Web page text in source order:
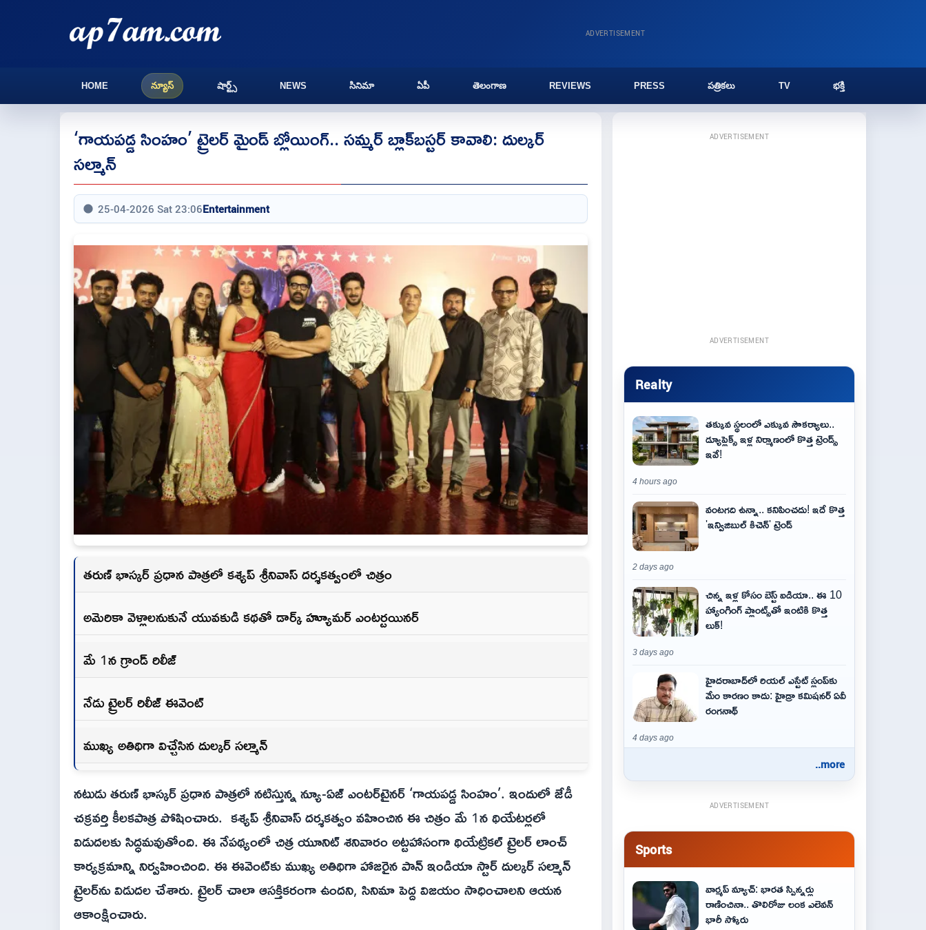
ADVERTISEMENT
HOME న్యూస్ షార్ట్స్ NEWS సినిమా ఏపీ తెలంగాణ REVIEWS PRESS పత్రికలు TV భక్తి
‘గాయపడ్డ సింహం’ ట్రైలర్ మైండ్ బ్లోయింగ్.. సమ్మర్ బ్లాక్‌బస్టర్ కావాలి: దుల్కర్
సల్మాన్
25-04-2026 Sat 23:06Entertainment
తరుణ్ భాస్కర్ ప్రధాన పాత్రలో కశ్యప్ శ్రీనివాస్ దర్శకత్వంలో చిత్రం
అమెరికా వెళ్లాలనుకునే యువకుడి కథతో డార్క్ హ్యూమర్ ఎంటర్టయినర్
మే 1న గ్రాండ్ రిలీజ్
నేడు ట్రైలర్ రిలీజ్ ఈవెంట్
ముఖ్య అతిథిగా విచ్చేసిన దుల్కర్ సల్మాన్
నటుడు తరుణ్ భాస్కర్ ప్రధాన పాత్రలో నటిస్తున్న న్యూ-ఏజ్ ఎంటర్‌టైనర్ ‘గాయపడ్డ సింహం’. ఇందులో జేడీ
చక్రవర్తి కీలకపాత్ర పోషించారు. కశ్యప్ శ్రీనివాస్ దర్శకత్వం వహించిన ఈ చిత్రం మే 1న థియేటర్లలో
విడుదలకు సిద్ధమవుతోంది. ఈ నేపథ్యంలో చిత్ర యూనిట్ శనివారం అట్టహాసంగా థియేట్రికల్ ట్రైలర్ లాంచ్
కార్యక్రమాన్ని నిర్వహించింది. ఈ ఈవెంట్‌కు ముఖ్య అతిథిగా హాజరైన పాన్ ఇండియా స్టార్ దుల్కర్ సల్మాన్
ట్రైలర్‌ను విడుదల చేశారు. ట్రైలర్ చాలా ఆసక్తికరంగా ఉందని, సినిమా పెద్ద విజయం సాధించాలని ఆయన
ఆకాంక్షించారు.
ADVERTISEMENT
ADVERTISEMENT
Realty
తక్కువ స్థలంలో ఎక్కువ సౌకర్యాలు..
డ్యూప్లెక్స్ ఇళ్ల నిర్మాణంలో కొత్త ట్రెండ్స్
ఇవే!
4 hours ago
వంటగది ఉన్నా.. కనిపించదు! ఇదే కొత్త
'ఇన్విజిబుల్ కిచెన్' ట్రెండ్
2 days ago
చిన్న ఇళ్ల కోసం బెస్ట్ ఐడియా.. ఈ 10
హ్యాంగింగ్ ప్లాంట్స్‌తో ఇంటికి కొత్త
లుక్!
3 days ago
హైదరాబాద్‌లో రియల్ ఎస్టేట్ స్లంప్‌కు
మేం కారణం కాదు: హైడ్రా కమిషనర్ ఏవీ
రంగనాథ్
4 days ago
..more
ADVERTISEMENT
Sports
వార్మప్ మ్యాచ్: భారత స్పిన్నర్లు
రాణించినా.. తొలిరోజు లంక ఎలెవన్
భారీ స్కోరు